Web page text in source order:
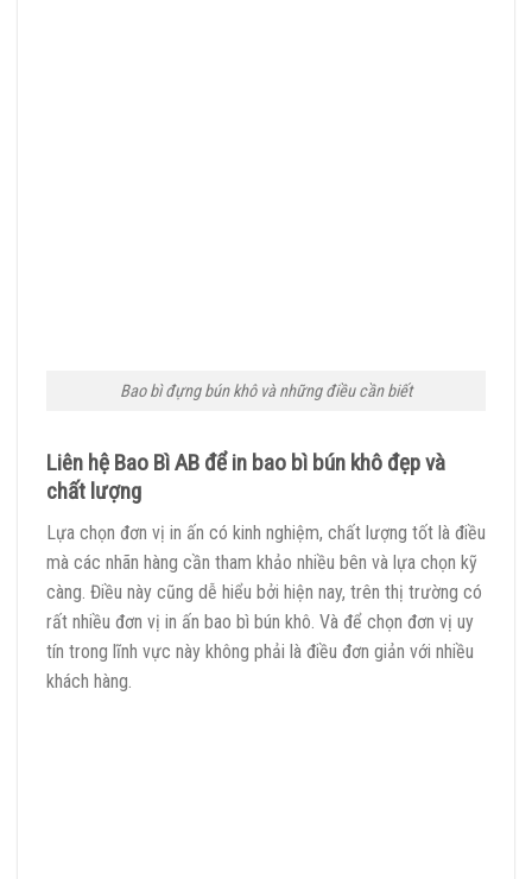
Bao bì đựng bún khô và những điều cần biết
Liên hệ Bao Bì AB để in bao bì bún khô đẹp và
chất lượng
Lựa chọn đơn vị in ấn có kinh nghiệm, chất lượng tốt là điều
mà các nhãn hàng cần tham khảo nhiều bên và lựa chọn kỹ
càng. Điều này cũng dễ hiểu bởi hiện nay, trên thị trường có
rất nhiều đơn vị in ấn bao bì bún khô. Và để chọn đơn vị uy
tín trong lĩnh vực này không phải là điều đơn giản với nhiều
khách hàng.